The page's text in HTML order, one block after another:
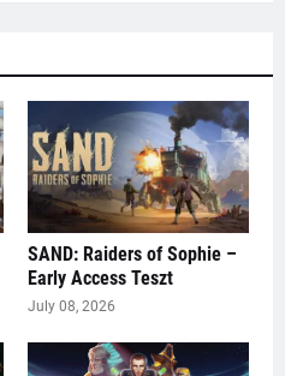
SAND: Raiders of Sophie –
Early Access Teszt
July 08, 2026